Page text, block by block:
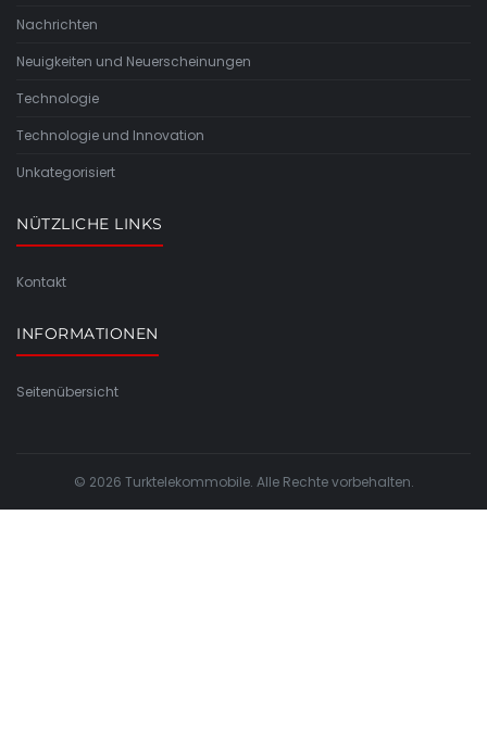
Nachrichten
Neuigkeiten und Neuerscheinungen
Technologie
Technologie und Innovation
Unkategorisiert
NÜTZLICHE LINKS
Kontakt
INFORMATIONEN
Seitenübersicht
© 2026 Turktelekommobile. Alle Rechte vorbehalten.